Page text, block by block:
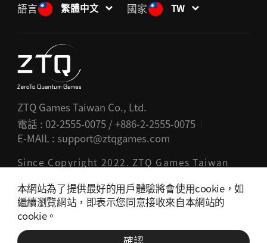
本網站為了提供最好的用戶體驗將會使用cookie，如
繼續瀏覽網站，即表示您同意接收來自本網站的
cookie。
ME
語言
繁體中文 國家 TW
ZTQ Games Taiwan Co., Ltd.
電話 : 02-2555-0075 / +886-2-2555-0075
E-MAIL : support@ztqgames.com
Since Copyright 2022. ZTQ Games Taiwan
致探量子股份有限公司作為通信銷售仲介，遊戲交易
的義務及責任由提供者負責，與此發生的相關問題，
本公司作為通信銷售仲介不承擔任何的責任。